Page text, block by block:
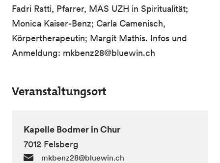
Fadri Ratti, Pfarrer, MAS UZH in Spiritualität;
Monica Kaiser-Benz; Carla Camenisch,
Körpertherapeutin; Margit Mathis. Infos und
Anmeldung: mkbenz28@bluewin.ch
Veranstaltungsort
Kapelle Bodmer in Chur
7012 Felsberg
mkbenz28@bluewin.ch